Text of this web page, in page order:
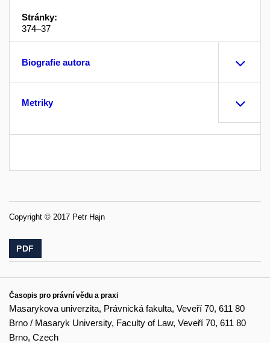
Stránky:
374–37
Biografie autora
Metriky
Copyright © 2017 Petr Hajn
PDF
Časopis pro právní vědu a praxi
Masarykova univerzita, Právnická fakulta, Veveří 70, 611 80
Brno / Masaryk University, Faculty of Law, Veveří 70, 611 80
Brno, Czech